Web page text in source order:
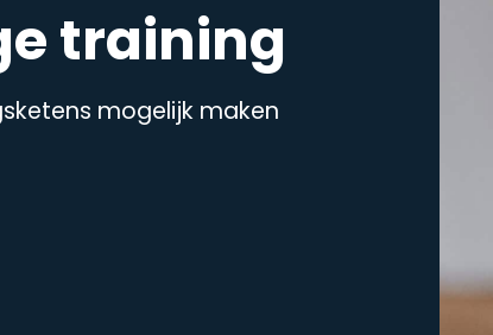
training
mogelijk maken